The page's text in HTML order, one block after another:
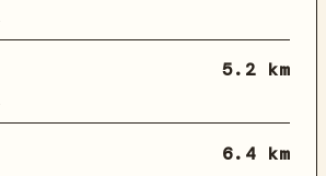
5.2 km
6.4 km